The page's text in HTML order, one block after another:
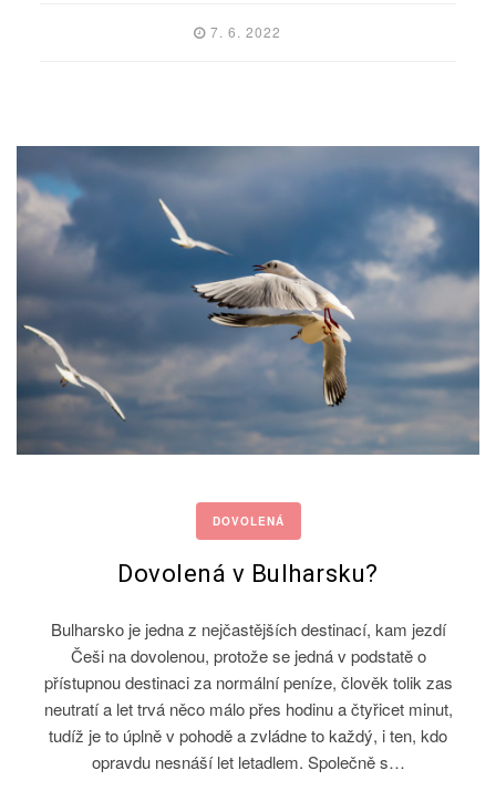
7. 6. 2022
DOVOLENÁ
Dovolená v Bulharsku?
Bulharsko je jedna z nejčastějších destinací, kam jezdí
Češi na dovolenou, protože se jedná v podstatě o
přístupnou destinaci za normální peníze, člověk tolik zas
neutratí a let trvá něco málo přes hodinu a čtyřicet minut,
tudíž je to úplně v pohodě a zvládne to každý, i ten, kdo
opravdu nesnáší let letadlem. Společně s…